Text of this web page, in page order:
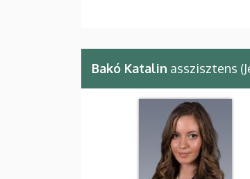
Bakó Katalin asszisztens